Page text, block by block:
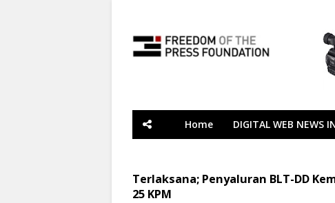
Home DIGITAL WEB NEWS
Terlaksana; Penyaluran BLT-DD
25 KPM